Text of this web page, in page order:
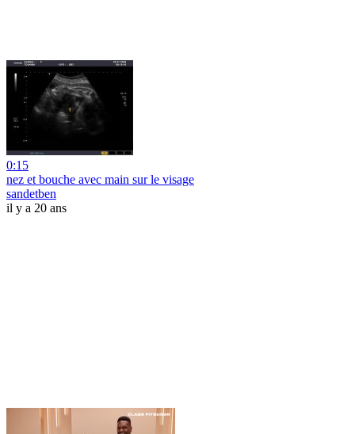
0:15
nez et bouche avec main sur le visage
sandetben
il y a 20 ans